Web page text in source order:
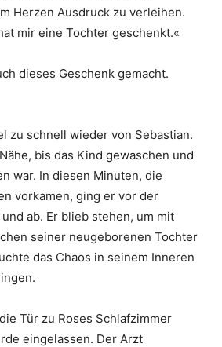
Herzen Ausdruck zu verleihen.
mir eine Tochter geschenkt.«
dieses Geschenk gemacht.
zu schnell wieder von Sebastian.
bis das Kind gewaschen und
war. In diesen Minuten, die
vorkamen, ging er vor der
ab. Er blieb stehen, um mit
seiner neugeborenen Tochter
das Chaos in seinem Inneren
Tür zu Roses Schlafzimmer
eingelassen. Der Arzt